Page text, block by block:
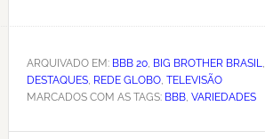
ARQUIVADO EM: BBB 20, BIG BROTHER BRASIL,
DESTAQUES, REDE GLOBO, TELEVISÃO
MARCADOS COM AS TAGS: BBB, VARIEDADES